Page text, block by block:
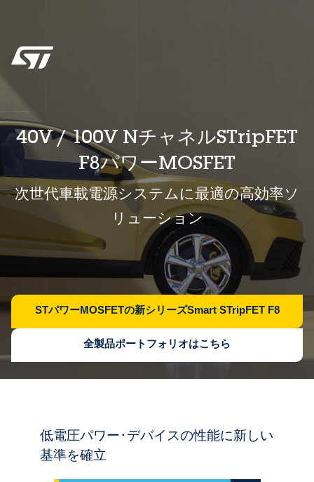
40V / 100V NチャネルSTripFET
F8パワーMOSFET
次世代車載電源システムに最適の高効率ソ
リューション
STパワーMOSFETの新シリーズSmart STripFET F8
全製品ポートフォリオはこちら
低電圧パワー･デバイスの性能に新しい
基準を確立